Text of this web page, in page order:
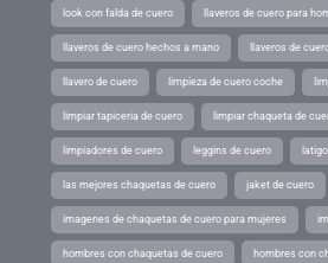
look con falda de cuero llaveros de cuero para
llaveros de cuero hechos a mano llaveros de
llavero de cuero limpieza de cuero coche
limpiar tapiceria de cuero limpiar chaqueta de
limpiadores de cuero leggins de cuero
las mejores chaquetas de cuero jaket de cuero
imagenes de chaquetas de cuero para mujeres
hombres con chaquetas de cuero hombres con